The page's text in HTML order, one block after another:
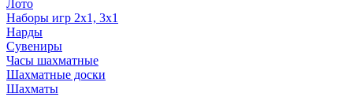
Лото
Наборы игр 2х1, 3х1
Нарды
Сувениры
Часы шахматные
Шахматные доски
Шахматы